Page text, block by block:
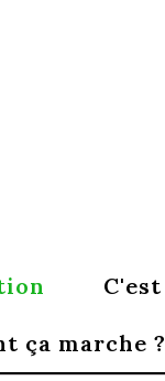
ça marche ?